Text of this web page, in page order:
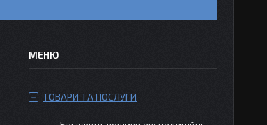
ТОВАРИ ТА ПОСЛУГИ